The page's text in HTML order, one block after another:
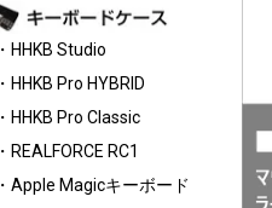
・HHKB Studio
・HHKB Pro HYBRID
・HHKB Pro Classic
・REALFORCE RC1
・Apple Magicキーボード